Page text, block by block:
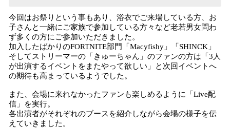
今回はお祭りという事もあり、浴衣でご来場している方、お
子さんと一緒にご家族で参加している方々など老若男女問わ
ず多くの方にご参加いただきました。
加入したばかりのFORTNITE部門「Macyfishy」「SHINCK」
そしてストリーマーの「きゅーちゃん」のファンの方は「3人
が出演するイベントをまたやって欲しい」と次回イベントへ
の期待も高まっているようでした。
また、会場に来れなかったファンも楽しめるように「Live配
信」を実行。
各出演者がそれぞれのブースを紹介しながら会場の様子を伝
えていきました。